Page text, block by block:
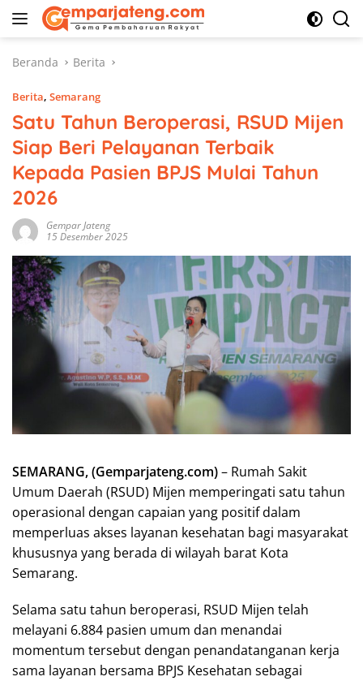
Langsung
Beranda
Berita
Berita, Semarang
Satu Tahun Beroperasi, RSUD Mijen
Siap Beri Pelayanan Terbaik
Kepada Pasien BPJS Mulai Tahun
2026
Gempar Jateng
15 Desember 2025
SEMARANG, (Gemparjateng.com)– Rumah Sakit
Umum Daerah (RSUD) Mijen memperingati satu tahun
operasional dengan capaian yang positif dalam
memperluas akses layanan kesehatan bagi masyarakat
khususnya yang berada di wilayah barat Kota
Semarang.
Selama satu tahun beroperasi, RSUD Mijen telah
melayani 6.884 pasien umum dan menandai
momentum tersebut dengan penandatanganan kerja
sama layanan bersama BPJS Kesehatan sebagai